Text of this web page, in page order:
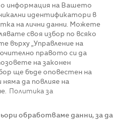
информация на Вашето
идентификатори в
на лични данни. Можете
своя избор по всяко
върху „Управление на
правото си да
на законен
ще бъде оповестен на
да повлияе на
Политика за
обработваме данни, за да